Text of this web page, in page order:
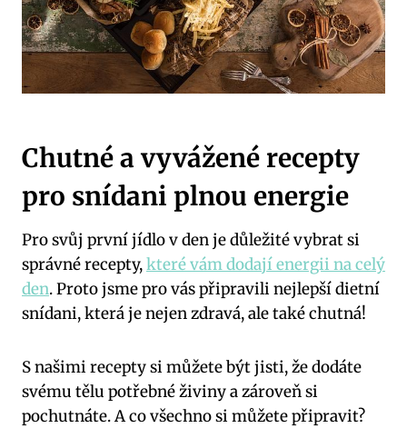
Chutné a vyvážené recepty
pro snídani plnou energie
Pro svůj první jídlo v den je důležité vybrat si
správné recepty,které vám dodají energii na celý
den. Proto jsme pro vás připravili nejlepší dietní
snídani, která je nejen zdravá, ale také chutná!
S našimi recepty si můžete být jisti, že dodáte
svému tělu potřebné živiny a zároveň si
pochutnáte. A co všechno si můžete připravit?